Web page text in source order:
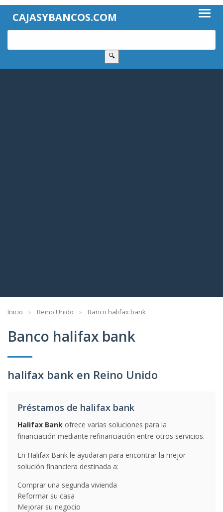
CAJASYBANCOS.COM
🔍
Inicio Reino Unido Banco halifax bank
Banco halifax bank
halifax bank en Reino Unido
Préstamos de halifax bank
Halifax Bank ofrece varias soluciones para la
financiación mediante refinanciación entre otros servicios.
En Halifax Bank le ayudaran para encontrar la mejor
solución financiera destinada a:
Comprar una segunda vivienda
Reformar su casa
Mejorar su negocio